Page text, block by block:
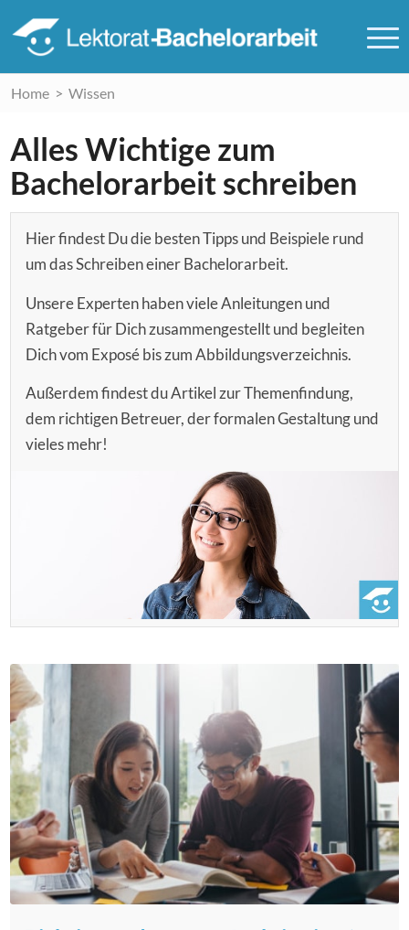
Home > Wissen
Alles Wichtige zum
Bachelorarbeit schreiben
Hier findest Du die besten Tipps und Beispiele rund
um das Schreiben einer Bachelorarbeit.
Unsere Experten haben viele Anleitungen und
Ratgeber für Dich zusammengestellt und begleiten
Dich vom Exposé bis zum Abbildungsverzeichnis.
Außerdem findest du Artikel zur Themenfindung,
dem richtigen Betreuer, der formalen Gestaltung und
vieles mehr!